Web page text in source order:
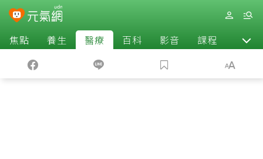
焦點 養生 醫療 百科 影音 課程 退休